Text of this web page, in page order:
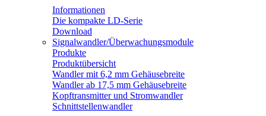
Informationen
Die kompakte LD-Serie
Download
Signalwandler/Überwachungsmodule
Produkte
Produktübersicht
Wandler mit 6,2 mm Gehäusebreite
Wandler ab 17,5 mm Gehäusebreite
Kopftransmitter und Stromwandler
Schnittstellenwandler